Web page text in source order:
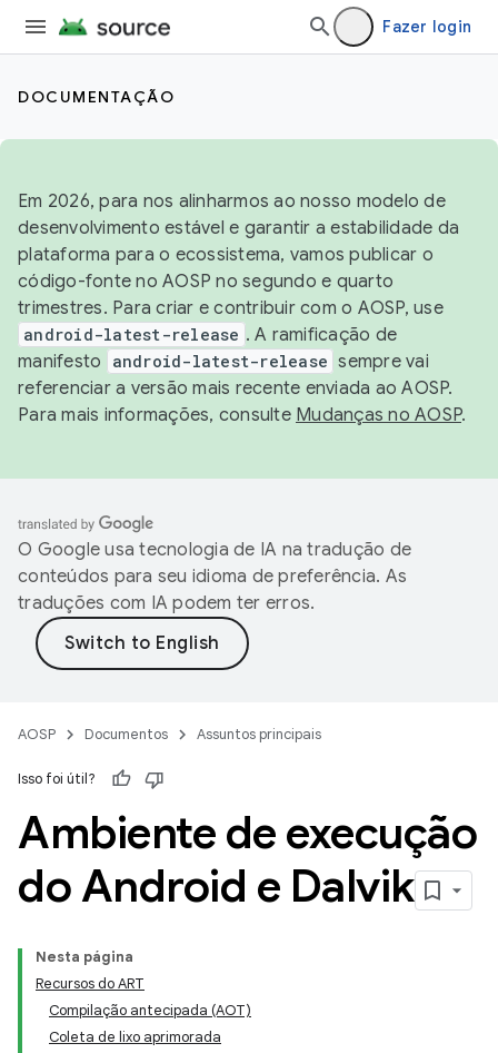
Fazer login
DOCUMENTAÇÃO
Em 2026, para nos alinharmos ao nosso modelo de
desenvolvimento estável e garantir a estabilidade da
plataforma para o ecossistema, vamos publicar o
código-fonte no AOSP no segundo e quarto
trimestres. Para criar e contribuir com o AOSP, use
android-latest-release . A ramificação de
manifesto
android-latest-release sempre vai
referenciar a versão mais recente enviada ao AOSP.
Para mais informações, consulte Mudanças no AOSP.
O Google usa tecnologia de IA na tradução de
conteúdos para seu idioma de preferência. As
traduções com IA podem ter erros.
AOSP Documentos Assuntos principais
Isso foi útil?
Ambiente de execução
do Android e Dalvik
Nesta página
Recursos do ART
Compilação antecipada (AOT)
Coleta de lixo aprimorada